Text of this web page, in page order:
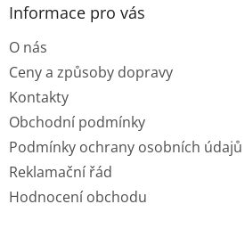
Informace pro vás
O nás
Ceny a způsoby dopravy
Kontakty
Obchodní podmínky
Podmínky ochrany osobních údajů
Reklamační řád
Hodnocení obchodu